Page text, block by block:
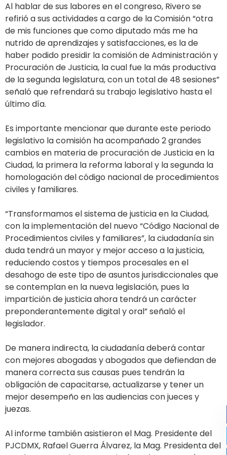
Al hablar de sus labores en el congreso, Rivero se
refirió a sus actividades a cargo de la Comisión “otra
de mis funciones que como diputado más me ha
nutrido de aprendizajes y satisfacciones, es la de
haber podido presidir la comisión de Administración y
Procuración de Justicia, la cual fue la más productiva
de la segunda legislatura, con un total de 48 sesiones”
señaló que refrendará su trabajo legislativo hasta el
último día.
Es importante mencionar que durante este periodo
legislativo la comisión ha acompañado 2 grandes
cambios en materia de procuración de Justicia en la
Ciudad, la primera la reforma laboral y la segunda la
homologación del código nacional de procedimientos
civiles y familiares.
“Transformamos el sistema de justicia en la Ciudad,
con la implementación del nuevo “Código Nacional de
Procedimientos civiles y familiares”, la ciudadanía sin
duda tendrá un mayor y mejor acceso a la justicia,
reduciendo costos y tiempos procesales en el
desahogo de este tipo de asuntos jurisdiccionales que
se contemplan en la nueva legislación, pues la
impartición de justicia ahora tendrá un carácter
preponderantemente digital y oral” señaló el
legislador.
De manera indirecta, la ciudadanía deberá contar
con mejores abogadas y abogados que defiendan de
manera correcta sus causas pues tendrán la
obligación de capacitarse, actualizarse y tener un
mejor desempeño en las audiencias con jueces y
juezas.
Al informe también asistieron el Mag. Presidente del
PJCDMX, Rafael Guerra Álvarez, la Mag. Presidenta del